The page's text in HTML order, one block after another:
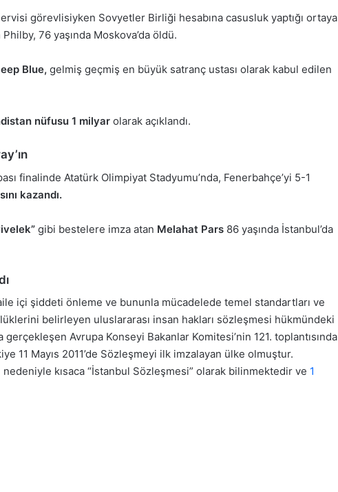
görevlisiyken Sovyetler Birliği hesabına casusluk yaptığı ortaya
76 yaşında Moskova’da öldü.
Blue, gelmiş geçmiş en büyük satranç ustası olarak kabul edilen
nüfusu 1 milyar olarak açıklandı.
finalinde Atatürk Olimpiyat Stadyumu’nda, Fenerbahçe’yi 5-1
kazandı.
gibi bestelere imza atan Melahat Pars 86 yaşında İstanbul’da
içi şiddeti önleme ve bununla mücadelede temel standartları ve
belirleyen uluslararası insan hakları sözleşmesi hükmündeki
gerçekleşen Avrupa Konseyi Bakanlar Komitesi’nin 121. toplantısında
11 Mayıs 2011’de Sözleşmeyi ilk imzalayan ülke olmuştur.
nedeniyle kısaca “İstanbul Sözleşmesi” olarak bilinmektedir ve 1